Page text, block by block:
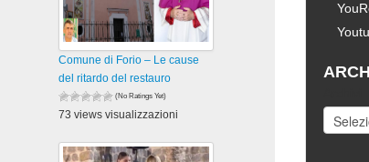
Comune di Forio – Le cause
del ritardo del restauro
(No Ratings Yet)
73 views visualizzazioni